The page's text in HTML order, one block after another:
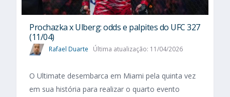
Prochazka x Ulberg: odds e palpites do UFC 327
(11/04)
Rafael Duarte Última atualização: 11/04/2026
O Ultimate desembarca em Miami pela quinta vez
em sua história para realizar o quarto evento